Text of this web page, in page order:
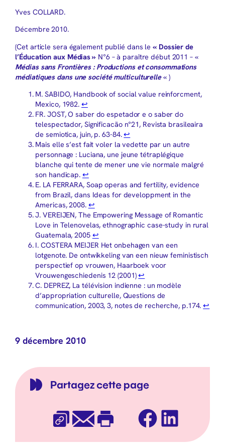
Yves COLLARD.
Décembre 2010.
(Cet article sera également publié dans le « Dossier de
l’Éducation aux Médias » N°6 – à paraître début 2011 – «
Médias sans Frontières : Productions et consommations
médiatiques dans une société multiculturelle « )
M. SABIDO, Handbook of social value reinforcment,
Mexico, 1982. ↩︎
FR. JOST, O saber do espetador e o saber do
telespectador, Significacão n°21, Revista brasileaira
de semiotica, juin, p. 63-84.↩︎
Mais elle s’est fait voler la vedette par un autre
personnage : Luciana, une jeune tétraplégique
blanche qui tente de mener une vie normale malgré
son handicap. ↩︎
E. LA FERRARA, Soap operas and fertility, evidence
from Brazil, dans Ideas for developpment in the
Americas, 2008. ↩︎
J. VEREIJEN, The Empowering Message of Romantic
Love in Telenovelas, ethnographic case-study in rural
Guatemala, 2005 ↩︎
I. COSTERA MEIJER Het onbehagen van een
lotgenote. De ontwikkeling van een nieuw feministisch
perspectief op vrouwen, Haarboek voor
Vrouwengeschiedenis 12 (2001)↩︎
C. DEPREZ, La télévision indienne : un modèle
d’appropriation culturelle, Questions de
communication, 2003, 3, notes de recherche, p.174.↩︎
9 décembre 2010
Partagez cette page
Copier l’URL
E-mail Imprimer FacebookLinkedIn